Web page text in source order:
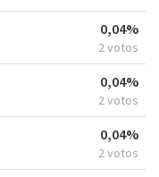
0,04%
2 votos
0,04%
2 votos
0,04%
2 votos